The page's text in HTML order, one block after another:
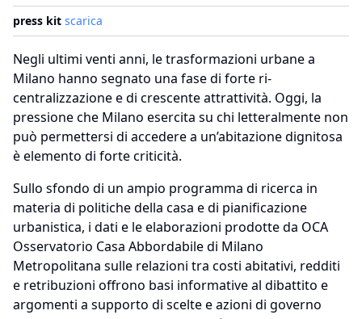
press kit scarica
Negli ultimi venti anni, le trasformazioni urbane a
Milano hanno segnato una fase di forte ri-
centralizzazione e di crescente attrattività. Oggi, la
pressione che Milano esercita su chi letteralmente non
può permettersi di accedere a un’abitazione dignitosa
è elemento di forte criticità.
Sullo sfondo di un ampio programma di ricerca in
materia di politiche della casa e di pianificazione
urbanistica, i dati e le elaborazioni prodotte da OCA
Osservatorio Casa Abbordabile di Milano
Metropolitana sulle relazioni tra costi abitativi, redditi
e retribuzioni offrono basi informative al dibattito e
argomenti a supporto di scelte e azioni di governo